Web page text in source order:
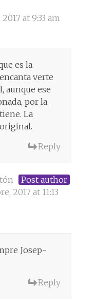
at 9:33 am
es la
verte
aunque ese
por la
La
Reply
Post author
2017 at 11:13
Josep-
Reply